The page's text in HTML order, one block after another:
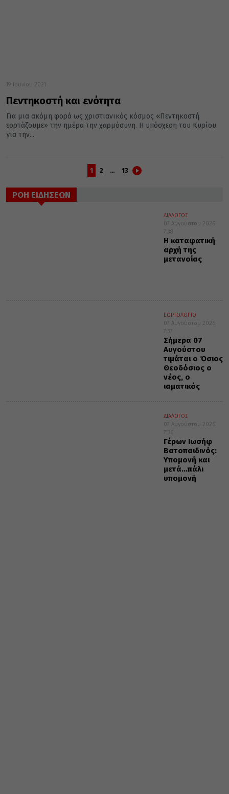
19 Ιουνίου 2021
Πεντηκοστή και ενότητα
Για μια ακόμη φορά ως χριστιανικός κόσμος «Πεντηκοστή
εορτάζουμε» την ημέρα την χαρμόσυνη. Η υπόσχεση του Κυρίου
για την...
1 2 … 13
ΡΟΗ ΕΙΔΗΣΕΩΝ
ΔΙΑΛΟΓΟΣ
07 Αυγούστου 2026
7:38
Η καταφατική
αρχή της
μετανοίας
ΕΟΡΤΟΛΟΓΙΟ
07 Αυγούστου 2026
7:37
Σήμερα 07
Αυγούστου
τιμάται ο Όσιος
Θεοδόσιος ο
νέος, ο
ιαματικός
ΔΙΑΛΟΓΟΣ
07 Αυγούστου 2026
7:36
Γέρων Ιωσήφ
Βατοπαιδινός:
Υπομονή και
μετά…πάλι
υπομονή